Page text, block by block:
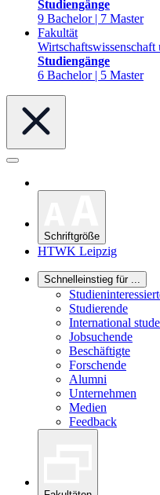
Studiengänge
9 Bachelor | 7 Master
Fakultät
Studiengänge
6 Bachelor | 5 Master
Schriftgröße
HTWK Leipzig
Schnelleinstieg für ...
Studierende
International
Jobsuchende
Beschäftigte
Forschende
Alumni
Unternehmen
Medien
Feedback